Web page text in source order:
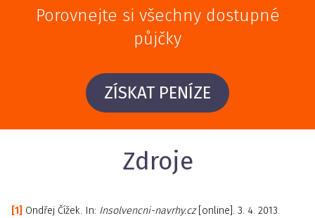
Porovnejte si všechny dostupné
půjčky
ZÍSKAT PENÍZE
Zdroje
Ondřej Čížek. In: Insolvencni-navrhy.cz[online]. 3. 4. 2013.